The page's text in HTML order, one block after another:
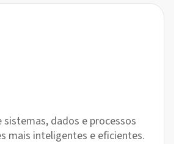
sistemas, dados e processos
mais inteligentes e eficientes.